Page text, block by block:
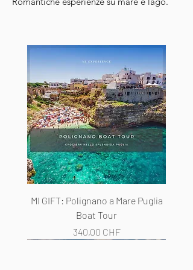
MI GIFT: Polignano a Mare Puglia
Boat Tour
Prezzo
340,00 CHF